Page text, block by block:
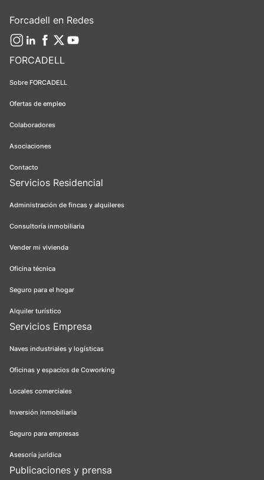
FORCADELL
Sobre FORCADELL
Ofertas de empleo
Colaboradores
Asociaciones
Contacto
Servicios Residencial
Administración de fincas y alquileres
Consultoría inmobiliaria
Vender mi vivienda
Oficina técnica
Seguro para el hogar
Alquiler turístico
Servicios Empresa
Naves industriales y logísticas
Oficinas y espacios de Coworking
Locales comerciales
Inversión inmobiliaria
Seguro para empresas
Asesoría jurídica
Publicaciones y prensa
Forcadell en Redes